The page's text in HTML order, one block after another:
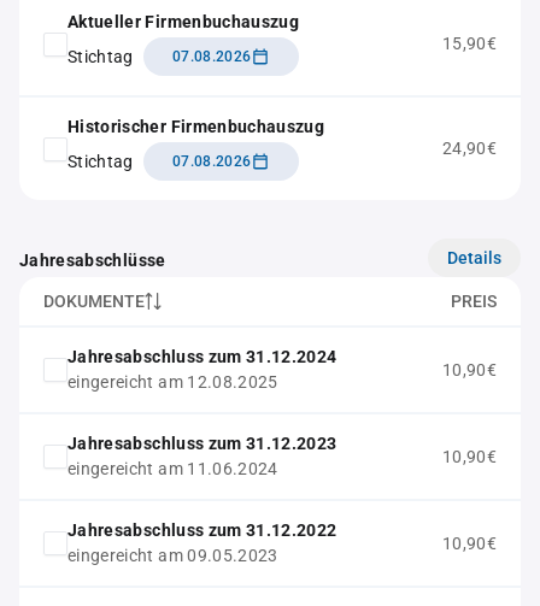
Aktueller Firmenbuchauszug
Stichtag
07.08.2026
15,90€
Historischer Firmenbuchauszug
Stichtag
07.08.2026
24,90€
Jahresabschlüsse Details
DOKUMENTE PREIS
Jahresabschluss zum 31.12.2024
eingereicht am 12.08.2025
10,90€
Jahresabschluss zum 31.12.2023
eingereicht am 11.06.2024
10,90€
Jahresabschluss zum 31.12.2022
eingereicht am 09.05.2023
10,90€